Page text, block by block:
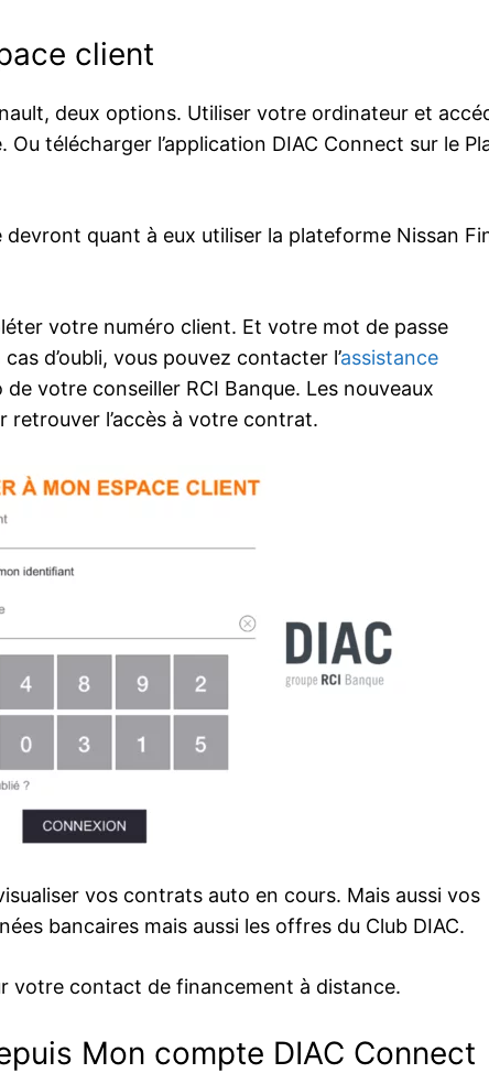
client
deux options. Utiliser votre ordinateur et
télécharger l’application DIAC Connect sur le
quant à eux utiliser la plateforme Nissan
votre numéro client. Et votre mot de passe
d’oubli, vous pouvez contacter l’assistance
votre conseiller RCI Banque. Les nouveaux
l’accès à votre contrat.
vos contrats auto en cours. Mais aussi vos
bancaires mais aussi les offres du Club DIAC.
votre contact de financement à distance.
Mon compte DIAC Connect